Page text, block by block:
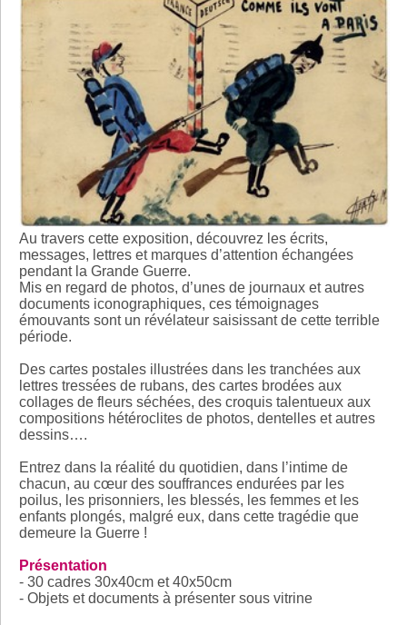
Au travers cette exposition, découvrez les écrits,
messages, lettres et marques d’attention échangées
pendant la Grande Guerre.
Mis en regard de photos, d’unes de journaux et autres
documents iconographiques, ces témoignages
émouvants sont un révélateur saisissant de cette terrible
période.
Des cartes postales illustrées dans les tranchées aux
lettres tressées de rubans, des cartes brodées aux
collages de fleurs séchées, des croquis talentueux aux
compositions hétéroclites de photos, dentelles et autres
dessins….
Entrez dans la réalité du quotidien, dans l’intime de
chacun, au cœur des souffrances endurées par les
poilus, les prisonniers, les blessés, les femmes et les
enfants plongés, malgré eux, dans cette tragédie que
demeure la Guerre !
Présentation
- 30 cadres 30x40cm et 40x50cm
- Objets et documents à présenter sous vitrine